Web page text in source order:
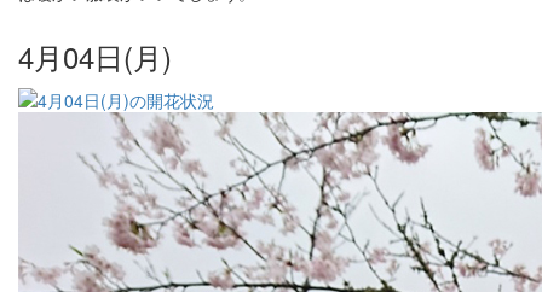
4月04日(月)